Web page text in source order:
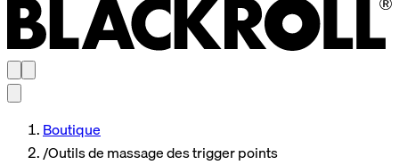
Boutique
/Outils de massage des trigger points